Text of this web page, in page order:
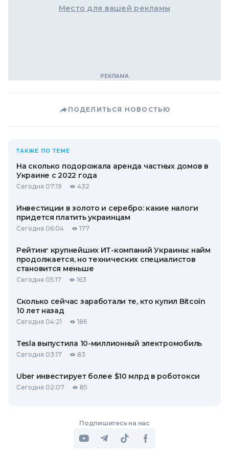
Место для вашей рекламы
ПОДЕЛИТЬСЯ НОВОСТЬЮ
ТАКЖЕ ПО ТЕМЕ
На сколько подорожала аренда частных домов в
Украине с 2022 года
Сегодня 07:19 432
Инвестиции в золото и серебро: какие налоги
придется платить украинцам
Сегодня 06:04 177
Рейтинг крупнейших ИТ-компаний Украины: найм
продолжается, но технических специалистов
становится меньше
Сегодня 05:17 163
Сколько сейчас заработали те, кто купил Bitcoin
10 лет назад
Сегодня 04:21 186
Tesla выпустила 10-миллионный электромобиль
Сегодня 03:17 83
Uber инвестирует более $10 млрд в роботокси
Сегодня 02:07 85
Подпишитесь на нас